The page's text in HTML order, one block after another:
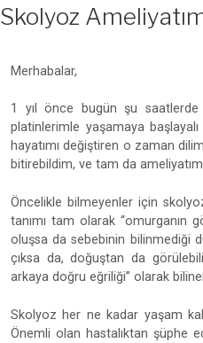
Skolyoz
Merhabalar,
1 yıl önce bugün şu saatlerde
platinlerimle yaşamaya
hayatımı değiştiren o zaman
bitirebildim, ve tam da
Öncelikle bilmeyenler için
tanımı tam olarak “omurganın
oluşsa da sebebinin bilinmediği
çıksa da, doğuştan da
arkaya doğru eğriliği” olarak
Skolyoz her ne kadar yaşam
Önemli olan hastalıktan şüphe